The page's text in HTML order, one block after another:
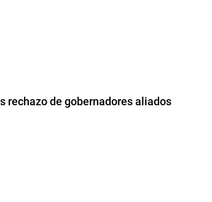
rechazo de gobernadores aliados